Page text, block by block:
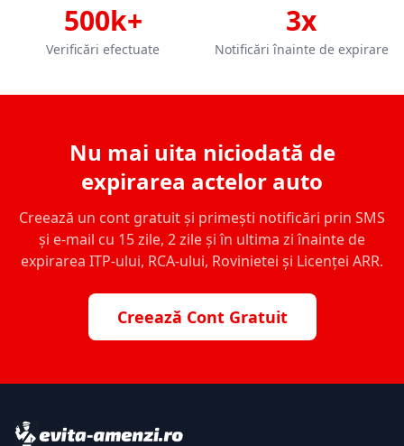
500k+
Verificări efectuate
3x
Notificări înainte de expirare
Nu mai uita niciodată de
expirarea actelor auto
Creează un cont gratuit și primești notificări prin SMS
și e-mail cu 15 zile, 2 zile și în ultima zi înainte de
expirarea ITP-ului, RCA-ului, Rovinietei și Licenței ARR.
Creează Cont Gratuit